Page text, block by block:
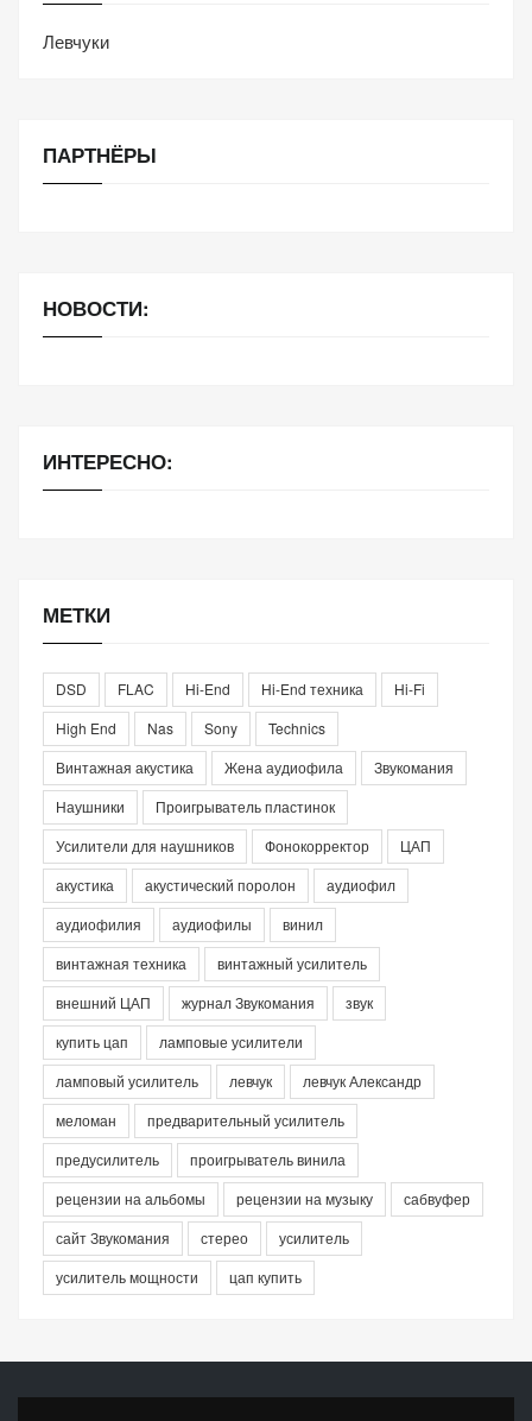
Левчуки
ПАРТНЁРЫ
НОВОСТИ:
ИНТЕРЕСНО:
МЕТКИ
DSD FLAC Hi-End Hi-End техника
Hi-Fi
High End
Nas Sony
Technics
Винтажная акустика
Жена аудиофила
Звукомания
Наушники
Проигрыватель пластинок
Усилители для наушников
Фонокорректор
ЦАП
акустика
акустический поролон
аудиофил
аудиофилия
аудиофилы
винил
винтажная техника
винтажный усилитель
внешний ЦАП
журнал Звукомания
звук
купить цап
ламповые усилители
ламповый усилитель
левчук
левчук Александр
меломан
предварительный усилитель
предусилитель
проигрыватель винила
рецензии на альбомы
рецензии на музыку
сабвуфер
сайт Звукомания
стерео
усилитель
усилитель мощности
цап купить